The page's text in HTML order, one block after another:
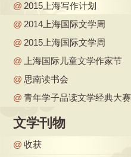
@ 2015上海写作计划
@ 2014上海国际文学周
@ 2015上海国际文学周
@
上海国际儿童文学作家节
@ 思南读书会
@ 青年学子品读文学经典大赛
文学刊物
@ 收获